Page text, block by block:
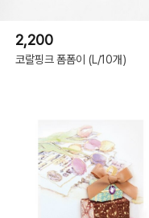
2,200
코랄핑크 폼폼이 (L/10개)